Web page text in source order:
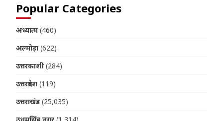
Popular Categories
अध्यात्म (460)
अल्मोड़ा (622)
उत्तरकाशी (284)
उत्तरप्रदेश (119)
उत्तराखंड (25,035)